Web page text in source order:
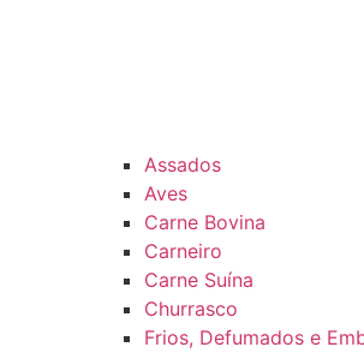
Assados
Aves
Carne Bovina
Carneiro
Carne Suína
Churrasco
Frios, Defumados e